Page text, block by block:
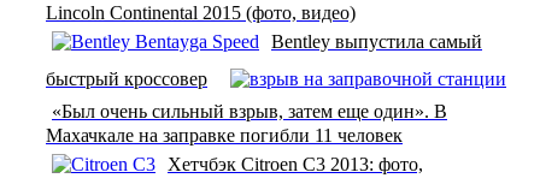
Lincoln Continental 2015 (фото, видео)
Bentley выпустила самый
быстрый кроссовер
«Был очень сильный взрыв, затем еще один». В
Махачкале на заправке погибли 11 человек
Хетчбэк Citroen C3 2013: фото,